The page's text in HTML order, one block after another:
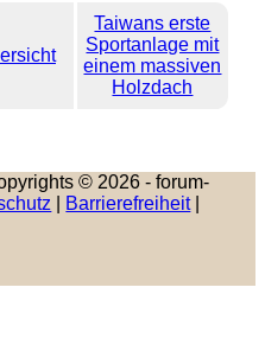
Taiwans erste
Sportanlage mit
einem massiven
Holzdach
© 2026 - forum-
Barrierefreiheit|